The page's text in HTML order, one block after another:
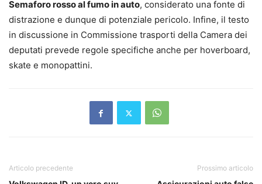
Semaforo rosso al fumo in auto, considerato una fonte di
distrazione e dunque di potenziale pericolo. Infine, il testo
in discussione in Commissione trasporti della Camera dei
deputati prevede regole specifiche anche per hoverboard,
skate e monopattini.
Articolo precedente Prossimo articolo